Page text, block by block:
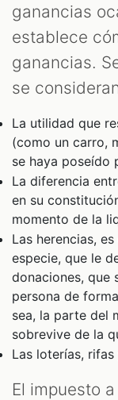
ganancias
establece
ganancias.
se
La utilidad que
(como un carro,
se haya poseído
La diferencia
en su
momento de la
Las herencias,
especie, que le
donaciones, que
persona de
sea, la parte del
sobrevive de la
Las loterías,
El impuesto